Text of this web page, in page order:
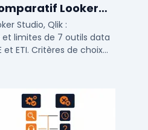
Looker
Power BI et
Studio, Qlik :
limites de 7 outils data
et ETI. Critères de choix
d'usage.